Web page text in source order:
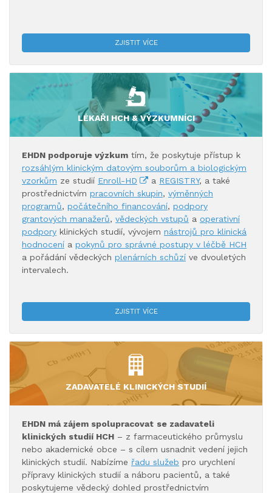
ZJISTIT VÍCE
LÉKAŘI HCH & VÝZKUMNÍCI
EHDN podporuje výzkum tím, že poskytuje přístup k
rozsáhlým klinickým datovým souborům a biologickým
vzorkům ze studií Enroll-HD a REGISTRY, a také
prostřednictvím pracovních skupin, výměnných
programů, počátečního financování, podpory
grantových manažerů, vědeckých vstupů a operativní
podpory klinických studií, vývojem nástrojů pro klinická
hodnocení a pokynů pro správné postupy v léčbě HCH
a pořádání vědeckých plenárních schůzí ve dvouletých
intervalech.
ZJISTIT VÍCE
ZADAVATELÉ KLINICKÝCH STUDIÍ
EHDN má zájem spolupracovat se zadavateli
klinických studií HCH – z farmaceutického průmyslu
nebo akademické obce – s cílem usnadnit vedení jejich
klinických studií. Nabízíme řadu služeb pro urychlení
přípravy klinických studií a náboru pacientů, a také
poskytujeme vědecký dohled prostřednictvím